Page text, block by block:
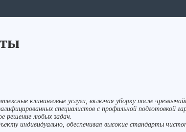
клининговые услуги, включая уборку после
специалистов с профильной подготовкой
решение любых задач.
индивидуально, обеспечивая высокие стандарты